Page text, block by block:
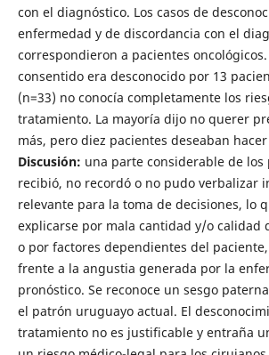
con el diagnóstico. Los casos de
enfermedad y de discordancia con el
correspondieron a pacientes
consentido era desconocido por 13
(n=33) no conocía completamente los
tratamiento. La mayoría dijo no querer
más, pero diez pacientes deseaban
Discusión: una parte considerable de los
recibió, no recordó o no pudo verbalizar
relevante para la toma de decisiones, lo
explicarse por mala cantidad y/o calidad
o por factores dependientes del
frente a la angustia generada por la
pronóstico. Se reconoce un sesgo
el patrón uruguayo actual. El
tratamiento no es justificable y entraña